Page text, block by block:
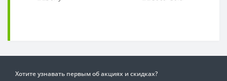
Хотите узнавать первым об акциях и скидках?